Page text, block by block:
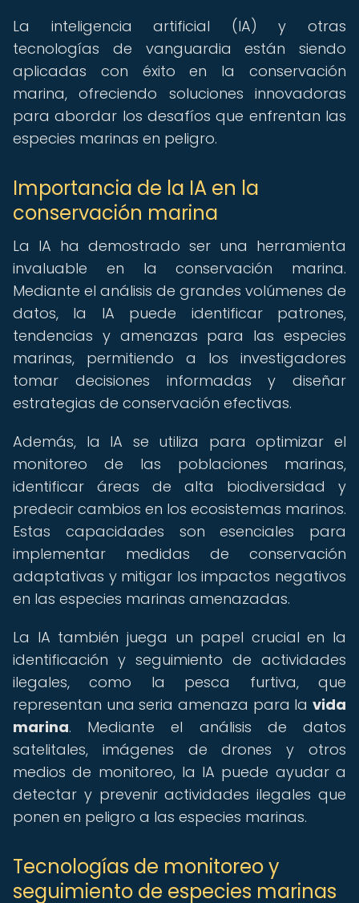
La inteligencia artificial (IA) y otras
tecnologías de vanguardia están siendo
aplicadas con éxito en la conservación
marina, ofreciendo soluciones innovadoras
para abordar los desafíos que enfrentan las
especies marinas en peligro.
Importancia de la IA en la
conservación marina
La IA ha demostrado ser una herramienta
invaluable en la conservación marina.
Mediante el análisis de grandes volúmenes de
datos, la IA puede identificar patrones,
tendencias y amenazas para las especies
marinas, permitiendo a los investigadores
tomar decisiones informadas y diseñar
estrategias de conservación efectivas.
Además, la IA se utiliza para optimizar el
monitoreo de las poblaciones marinas,
identificar áreas de alta biodiversidad y
predecir cambios en los ecosistemas marinos.
Estas capacidades son esenciales para
implementar medidas de conservación
adaptativas y mitigar los impactos negativos
en las especies marinas amenazadas.
La IA también juega un papel crucial en la
identificación y seguimiento de actividades
ilegales, como la pesca furtiva, que
representan una seria amenaza para la vida
marina. Mediante el análisis de datos
satelitales, imágenes de drones y otros
medios de monitoreo, la IA puede ayudar a
detectar y prevenir actividades ilegales que
ponen en peligro a las especies marinas.
Tecnologías de monitoreo y
seguimiento de especies marinas